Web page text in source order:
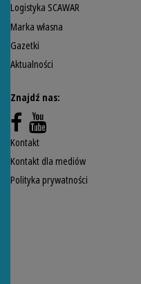
Logistyka SCAWAR
Marka własna
Gazetki
Aktualności
Znajdź nas:
Kontakt
Kontakt dla mediów
Polityka prywatności